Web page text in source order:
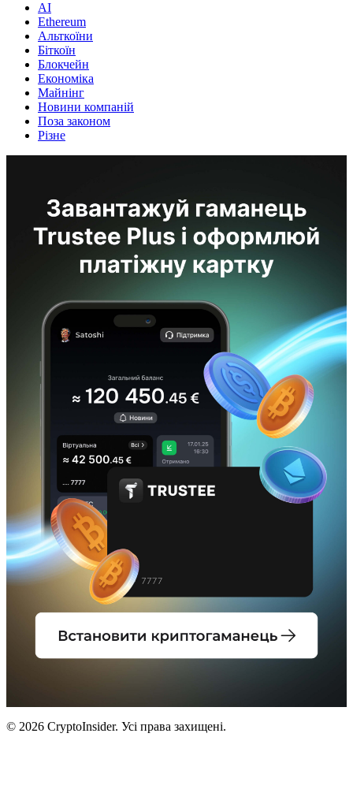
AI
Ethereum
Альткоїни
Біткоїн
Блокчейн
Економіка
Майнінг
Новини компаній
Поза законом
Різне
© 2026 CryptoInsider. Усі права захищені.